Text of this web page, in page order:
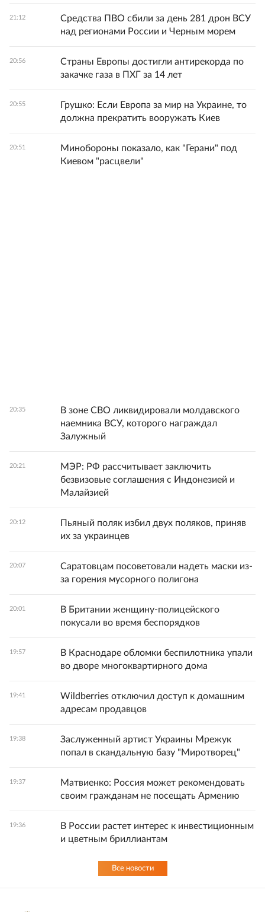
21:12
Средства ПВО сбили за день 281 дрон ВСУ
над регионами России и Черным морем
20:56
Страны Европы достигли антирекорда по
закачке газа в ПХГ за 14 лет
20:55
Грушко: Если Европа за мир на Украине, то
должна прекратить вооружать Киев
20:51
Минобороны показало, как "Герани" под
Киевом "расцвели"
20:35
В зоне СВО ликвидировали молдавского
наемника ВСУ, которого награждал
Залужный
20:21
МЭР: РФ рассчитывает заключить
безвизовые соглашения с Индонезией и
Малайзией
20:12
Пьяный поляк избил двух поляков, приняв
их за украинцев
20:07
Саратовцам посоветовали надеть маски из-
за горения мусорного полигона
20:01
В Британии женщину-полицейского
покусали во время беспорядков
19:57
В Краснодаре обломки беспилотника упали
во дворе многоквартирного дома
19:41
Wildberries отключил доступ к домашним
адресам продавцов
19:38
Заслуженный артист Украины Мрежук
попал в скандальную базу "Миротворец"
19:37
Матвиенко: Россия может рекомендовать
своим гражданам не посещать Армению
19:36
В России растет интерес к инвестиционным
и цветным бриллиантам
Все новости